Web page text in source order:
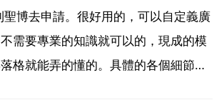
銷售。如果選擇 傳送閒置 會直接...
博去申請。很好用的，可以自定義廣
需要專業的知識就可以的，現成的模
格就能弄的懂的。具體的各個細節你